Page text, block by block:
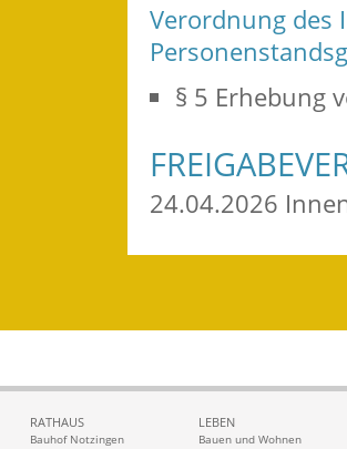
Verordnung
§ 5 Erhebung
24.04.2026
RATHAUS
Bauhof Notzingen
LEBEN
Bauen und Wohnen